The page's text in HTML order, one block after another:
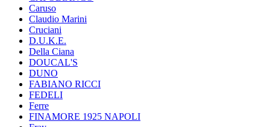
Caruso
Claudio Marini
Cruciani
D.U.K.E.
Della Ciana
DOUCAL'S
DUNO
FABIANO RICCI
FEDELI
Ferre
FINAMORE 1925 NAPOLI